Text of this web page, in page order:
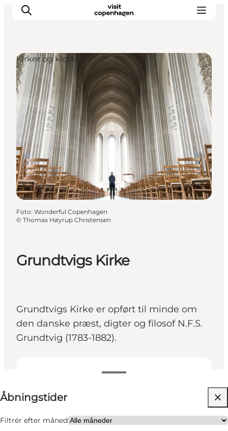
This is Copenhagen
Aktiviteter
Spis & drik
Områder
Planlæg din tur
CopenPay
Copenhagen Card
Grundtvigs Kirke
Grundtvigs Kirke er opført til minde om
den danske præst, digter og filosof N.F.S.
Grundtvig (1783-1882).
Åbningstider
Filtrér efter måned
⌘ Johanneskors
Besøg hjemmeside
Kirker og klostre
Foto: Wonderful Copenhagen
© Thomas Høyrup Christensen